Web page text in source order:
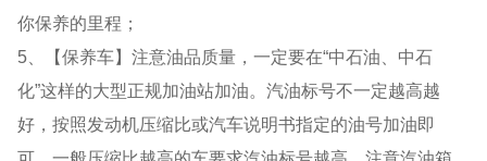
你保养的里程；
5、【保养车】注意油品质量，一定要在“中石油、中石
化”这样的大型正规加油站加油。汽油标号不一定越高越
好，按照发动机压缩比或汽车说明书指定的油号加油即